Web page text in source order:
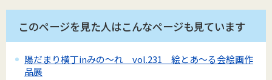
このページを見た人はこんなページも見ています
陽だまり横丁inみの～れ vol.231 絵とあ～る会絵画作
品展